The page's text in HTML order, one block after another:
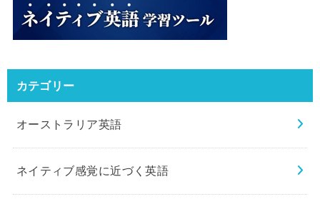
カテゴリー
オーストラリア英語
ネイティブ感覚に近づく英語